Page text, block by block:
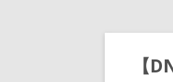
【